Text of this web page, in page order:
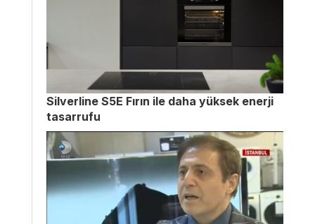
Silverline S5E Fırın ile daha yüksek enerji
tasarrufu